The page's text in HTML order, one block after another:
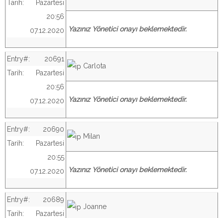
Tarih:
Pazartesi
20:56
07.12.2020
Yazınız Yönetici onayı beklemektedir.
Entry#:
20691
Tarih:
Pazartesi
20:56
07.12.2020
Carlota
Yazınız Yönetici onayı beklemektedir.
Entry#:
20690
Tarih:
Pazartesi
20:55
07.12.2020
Milan
Yazınız Yönetici onayı beklemektedir.
Entry#:
20689
Tarih:
Pazartesi
Joanne